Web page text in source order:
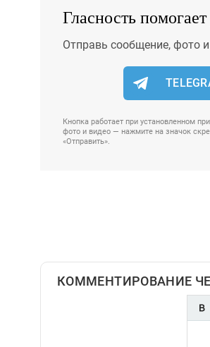
Гласность
Отправь сообщение, фото
Кнопка работает при установленном
фото и видео — нажмите на значок
«Отправить».
КОММЕНТИРОВАНИЕ